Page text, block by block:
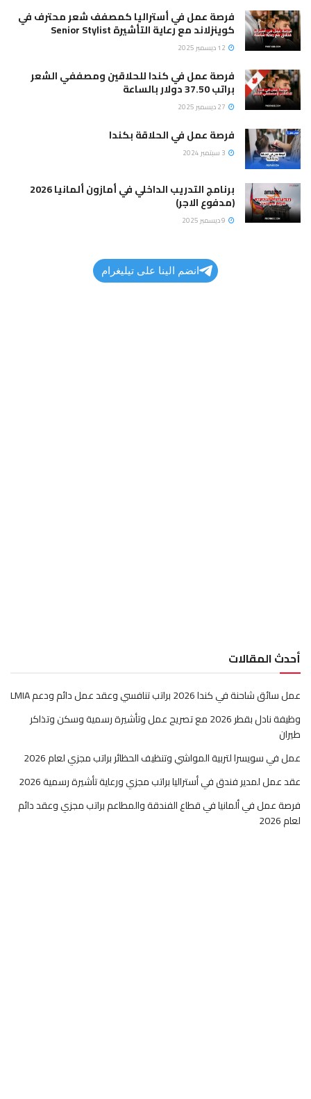
فرصة عمل في أستراليا كمصفف شعر محترف في
كوينزلاند مع رعاية التأشيرة Senior Stylist
فرصة عمل في كندا للحلاقين ومصففي الشعر
براتب 37.50 دولار بالساعة
فرصة عمل في الحلاقة بكندا
برنامج التدريب الداخلي في أمازون ألمانيا 2026
(مدفوع الاجر)
انضم الينا على تيليغرام
أحدث المقالات
عمل سائق شاحنة في كندا 2026 براتب تنافسي وعقد عمل دائم ودعم LMIA
وظيفة نادل بقطر 2026 مع تصريح عمل وتأشيرة رسمية وسكن وتذاكر
طيران
عمل في سويسرا لتربية المواشي وتنظيف الحظائر براتب مجزي لعام 2026
عقد عمل لمدير فندق في أستراليا براتب مجزي ورعاية تأشيرة رسمية 2026
فرصة عمل في ألمانيا في قطاع الفندقة والمطاعم براتب مجزي وعقد دائم
لعام 2026